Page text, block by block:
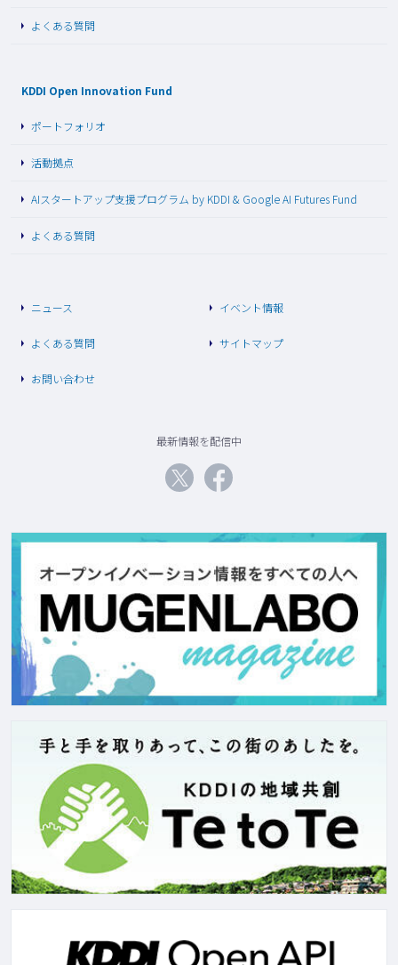
よくある質問
KDDI Open Innovation Fund
ポートフォリオ
活動拠点
AIスタートアップ支援プログラム by KDDI & Google AI Futures Fund
よくある質問
ニュース イベント情報
よくある質問 サイトマップ
お問い合わせ
最新情報を配信中